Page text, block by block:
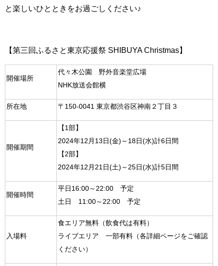
と楽しいひとときをお過ごしください♪
【第三回ふるさと東京応援祭 SHIBUYA Christmas】
開催場所
代々木公園 野外音楽堂広場
NHK放送会館横
所在地 〒150-0041 東京都渋谷区神南２丁目３
開催期間
【1部】
2024年12月13日(金)～18日(水)計6日間
【2部】
2024年12月21日(土)～25日(水)計5日間
開催時間
平日16:00～22:00 予定
土日 11:00～22:00 予定
入場料
食エリア無料（飲食代は有料）
ライブエリア 一部有料（各詳細ページをご確認
ください）